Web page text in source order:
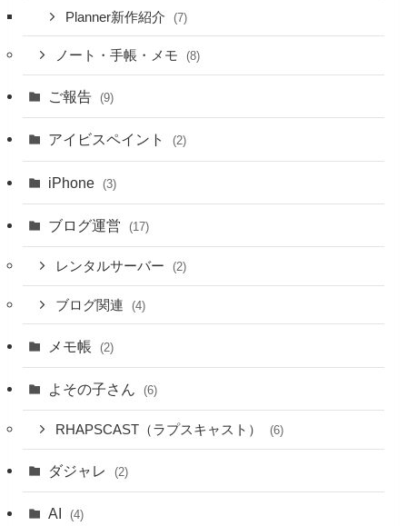
Planner新作紹介 (7)
ノート・手帳・メモ (8)
ご報告 (9)
アイビスペイント (2)
iPhone (3)
ブログ運営 (17)
レンタルサーバー (2)
ブログ関連 (4)
メモ帳 (2)
よその子さん (6)
RHAPSCAST（ラプスキャスト） (6)
ダジャレ (2)
AI (4)